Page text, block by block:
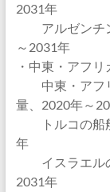
2031年
アルゼンチン
～2031年
・中東・アフリ
中東・アフリ
量、2020年～
トルコの船舶
年
イスラエルの
2031年